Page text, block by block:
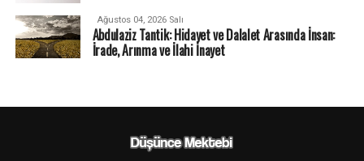
Ağustos 04, 2026 Salı
Abdulaziz Tantik: Hidayet ve Dalalet Arasında İnsan:
İrade, Arınma ve İlahi İnayet